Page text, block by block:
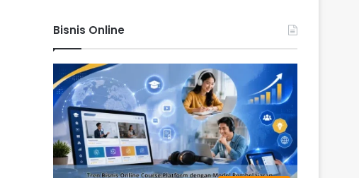
Bisnis Online